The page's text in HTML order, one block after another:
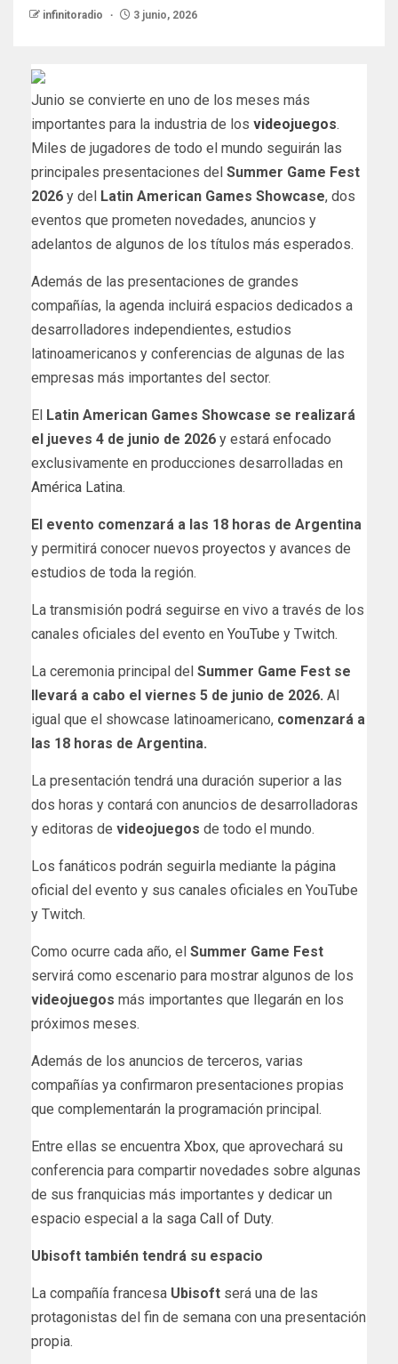
infinitoradio 3 junio, 2026
Junio se convierte en uno de los meses más
importantes para la industria de los videojuegos.
Miles de jugadores de todo el mundo seguirán las
principales presentaciones del Summer Game Fest
2026 y del Latin American Games Showcase, dos
eventos que prometen novedades, anuncios y
adelantos de algunos de los títulos más esperados.
Además de las presentaciones de grandes
compañías, la agenda incluirá espacios dedicados a
desarrolladores independientes, estudios
latinoamericanos y conferencias de algunas de las
empresas más importantes del sector.
El Latin American Games Showcase se realizará
el jueves 4 de junio de 2026 y estará enfocado
exclusivamente en producciones desarrolladas en
América Latina.
El evento comenzará a las 18 horas de Argentina
y permitirá conocer nuevos proyectos y avances de
estudios de toda la región.
La transmisión podrá seguirse en vivo a través de los
canales oficiales del evento en YouTube y Twitch.
La ceremonia principal del Summer Game Fest se
llevará a cabo el viernes 5 de junio de 2026. Al
igual que el showcase latinoamericano, comenzará a
las 18 horas de Argentina.
La presentación tendrá una duración superior a las
dos horas y contará con anuncios de desarrolladoras
y editoras de videojuegos de todo el mundo.
Los fanáticos podrán seguirla mediante la página
oficial del evento y sus canales oficiales en YouTube
y Twitch.
Como ocurre cada año, el Summer Game Fest
servirá como escenario para mostrar algunos de los
videojuegos más importantes que llegarán en los
próximos meses.
Además de los anuncios de terceros, varias
compañías ya confirmaron presentaciones propias
que complementarán la programación principal.
Entre ellas se encuentra Xbox, que aprovechará su
conferencia para compartir novedades sobre algunas
de sus franquicias más importantes y dedicar un
espacio especial a la saga Call of Duty.
Ubisoft también tendrá su espacio
La compañía francesa Ubisoft será una de las
protagonistas del fin de semana con una presentación
propia.